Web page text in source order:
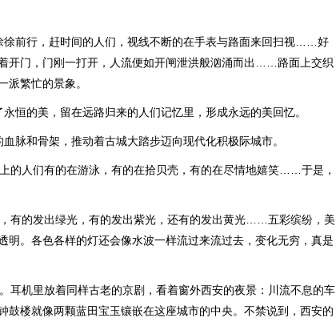
徐前行，赶时间的人们，视线不断的在手表与路面来回扫视……好
开门，门刚一打开，人流便如开闸泄洪般汹涌而出……路面上交织
派繁忙的景象。
恒的美，留在远路归来的人们记忆里，形成永远的美回忆。
脉和骨架，推动着古城大踏步迈向现代化积极际城市。
的人们有的在游泳，有的在拾贝壳，有的在尽情地嬉笑……于是，
有的发出绿光，有的发出紫光，还有的发出黄光……五彩缤纷，美
明。各色各样的灯还会像水波一样流过来流过去，变化无穷，真是
耳机里放着同样古老的京剧，看着窗外西安的夜景：川流不息的车
鼓楼就像两颗蓝田宝玉镶嵌在这座城市的中央。不禁说到，西安的